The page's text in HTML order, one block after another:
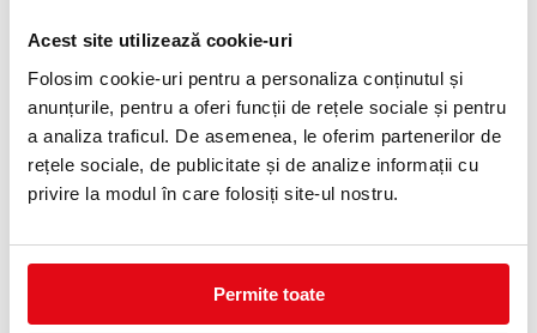
Acest site utilizează cookie-uri
Folosim cookie-uri pentru a personaliza conținutul și
anunțurile, pentru a oferi funcții de rețele sociale și pentru
a analiza traficul. De asemenea, le oferim partenerilor de
rețele sociale, de publicitate și de analize informații cu
privire la modul în care folosiți site-ul nostru.
Permite toate
Informatii livrare
Telefon:
0372 552 601
Adauga in wishlist
• 21 x 10 cm